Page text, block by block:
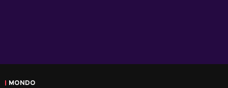
MONDO